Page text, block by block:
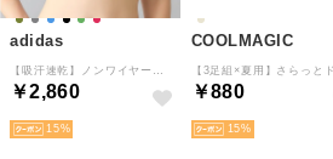
adidas
￥2,860
15
COOLMAGIC
￥880
15